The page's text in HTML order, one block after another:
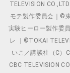
TELEVISION
モテ製作委員会｜©
実験ヒーロー製作委
レ ｜©TOKAI
いこ／講談社（C）
CBC TELEVISION